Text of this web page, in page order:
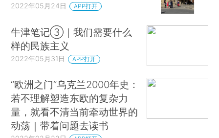
2022年05月24日 APP打开
牛津笔记③｜我们需要什么
样的民族主义
2022年05月31日 APP打开
“欧洲之门”乌克兰2000年史：
若不理解塑造东欧的复杂力
量，就看不清当前牵动世界的
动荡｜带着问题去读书